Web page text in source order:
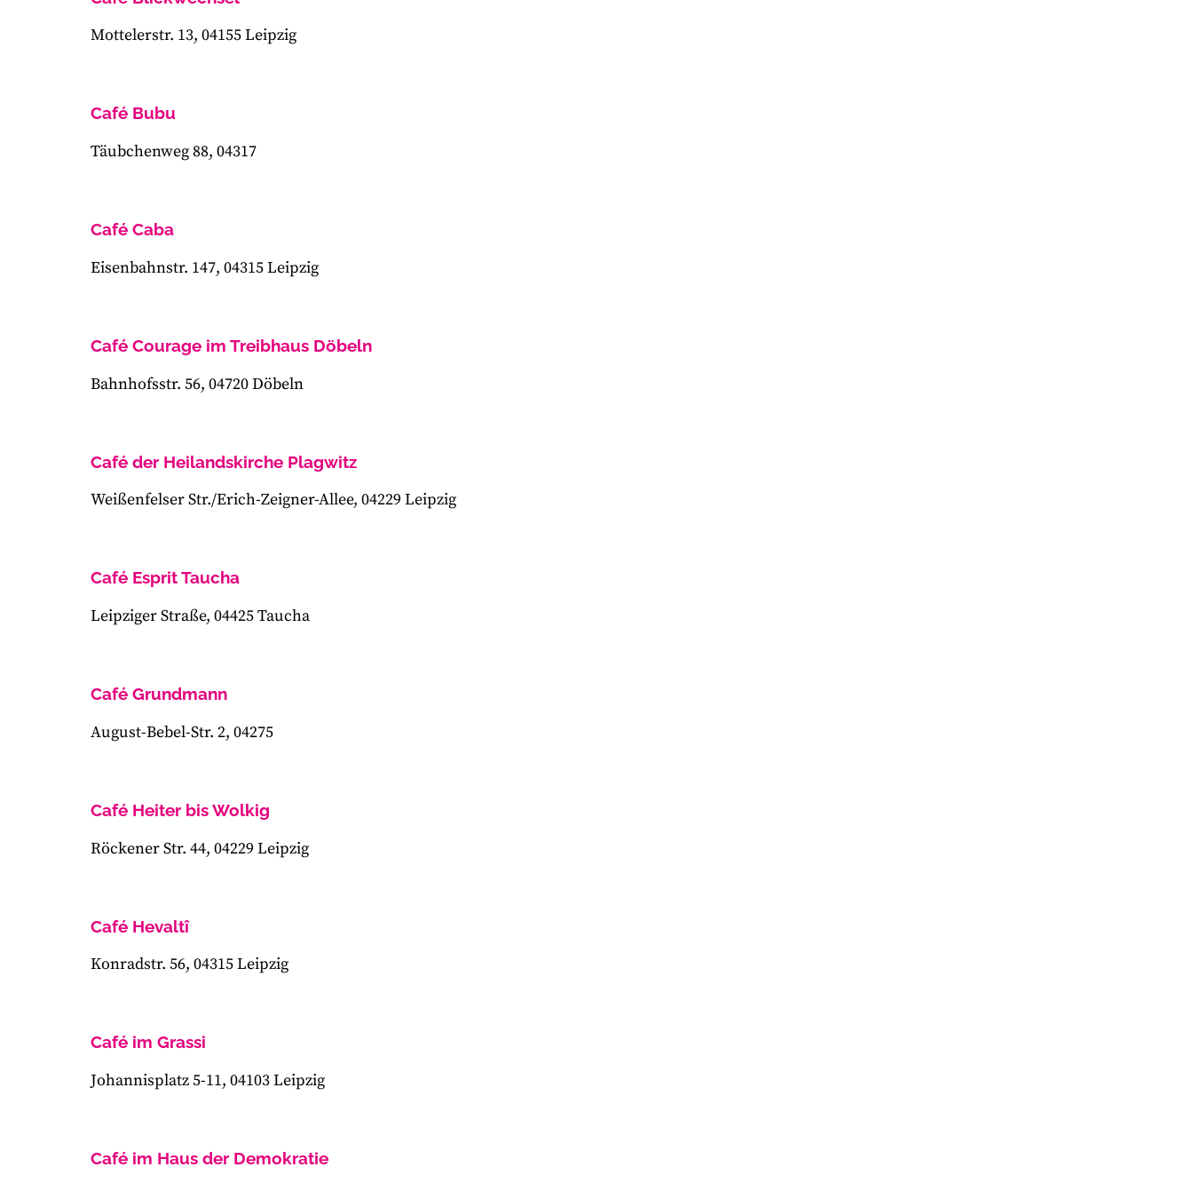
Mottelerstr. 13, 04155 Leipzig
Café Bubu
Täubchenweg 88, 04317
Café Caba
Eisenbahnstr. 147, 04315 Leipzig
Café Courage im Treibhaus Döbeln
Bahnhofsstr. 56, 04720 Döbeln
Café der Heilandskirche Plagwitz
Weißenfelser Str./Erich-Zeigner-Allee, 04229 Leipzig
Café Esprit Taucha
Leipziger Straße, 04425 Taucha
Café Grundmann
August-Bebel-Str. 2, 04275
Café Heiter bis Wolkig
Röckener Str. 44, 04229 Leipzig
Café Hevaltî
Konradstr. 56, 04315 Leipzig
Café im Grassi
Johannisplatz 5-11, 04103 Leipzig
Café im Haus der Demokratie